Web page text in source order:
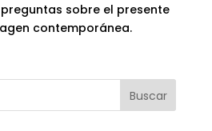
sobre el presente
contemporánea.